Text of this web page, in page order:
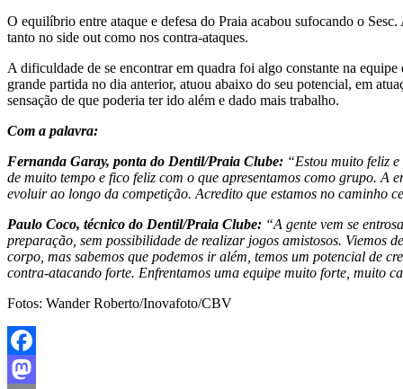
O equilíbrio entre ataque e defesa do Praia acabou sufocando o
tanto no side out como nos contra-ataques.
A dificuldade de se encontrar em quadra foi algo constante na
grande partida no dia anterior, atuou abaixo do seu potencial, em
sensação de que poderia ter ido além e dado mais trabalho.
Com a palavra:
Fernanda Garay, ponta do Dentil/Praia Clube: “Estou muito feliz
de muito tempo e fico feliz com o que apresentamos como grupo. A
evoluir ao longo da competição. Acredito que estamos no caminho
Paulo Coco, técnico do Dentil/Praia Clube: “A gente vem se
preparação, sem possibilidade de realizar jogos amistosos. Viemos
corpo, mas sabemos que podemos ir além, temos um potencial de
contra-atacando forte. Enfrentamos uma equipe muito forte, muito
Fotos: Wander Roberto/Inovafoto/CBV
Facebook